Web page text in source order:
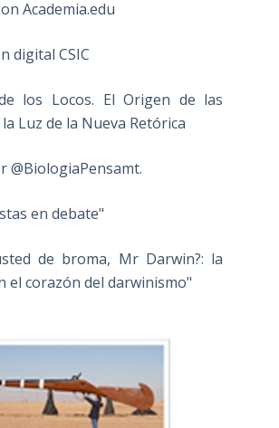
Academia.edu
digital CSIC
los Locos. El Origen de las
la Luz de la Nueva Retórica
@BiologiaPensamt.
en debate"
de broma, Mr Darwin?: la
el corazón del darwinismo"